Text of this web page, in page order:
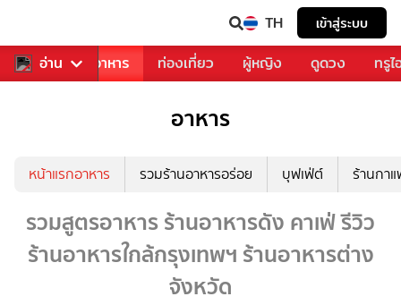
TH เข้าสู่ระบบ
อ่าน
การเพลง อาหาร ท่องเที่ยว ผู้หญิง ดูดวง ทรู
อาหาร
หน้าแรกอาหาร รวมร้านอาหารอร่อย บุฟเฟ่ต์ ร้านกา
รวมสูตรอาหาร ร้านอาหารดัง คาเฟ่ รีวิว
ร้านอาหารใกล้กรุงเทพฯ ร้านอาหารต่าง
จังหวัด